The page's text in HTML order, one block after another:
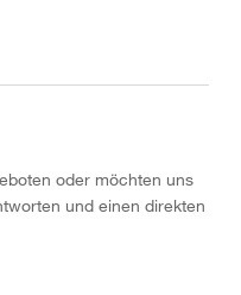
oder möchten uns
und einen direkten